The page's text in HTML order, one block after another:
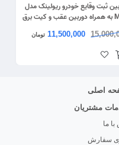
ثبت وقایع خودرو ریولینک مدل
M6c به همراه دوربین عقب و کیت برق
11,500,000 تومان
اصلی
مشتریان
ما
سفارش